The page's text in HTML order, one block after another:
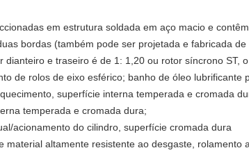
em estrutura soldada em aço macio e
bordas (também pode ser projetada e fabricada
dianteiro e traseiro é de 1: 1,20 ou rotor síncrono ST,
de rolos de eixo esférico; banho de óleo
superfície interna temperada e cromada
temperada e cromada dura;
acionamento do cilindro, superfície cromada dura
material altamente resistente ao desgaste,